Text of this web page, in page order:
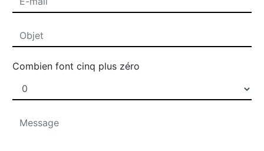
Combien font cinq plus zéro